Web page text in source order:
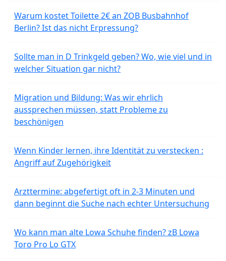
Warum kostet Toilette 2€ an ZOB Busbahnhof
Berlin? Ist das nicht Erpressung?
Sollte man in D Trinkgeld geben? Wo, wie viel und in
welcher Situation gar nicht?
Migration und Bildung: Was wir ehrlich
aussprechen müssen, statt Probleme zu
beschönigen
Wenn Kinder lernen, ihre Identität zu verstecken :
Angriff auf Zugehörigkeit
Arzttermine: abgefertigt oft in 2-3 Minuten und
dann beginnt die Suche nach echter Untersuchung
Wo kann man alte Lowa Schuhe finden? zB Lowa
Toro Pro Lo GTX